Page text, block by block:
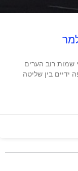
שמות רוב הערים
ידיים בין שליטה